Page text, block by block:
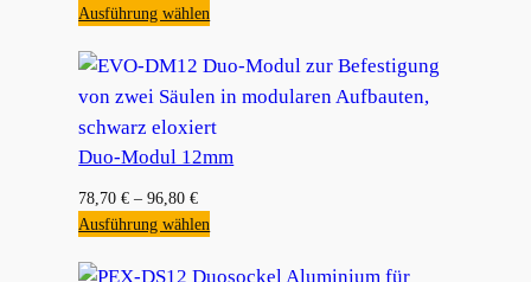
Ausführung wählen
Duo-Modul 12mm
78,70€ –96,80€
Ausführung wählen